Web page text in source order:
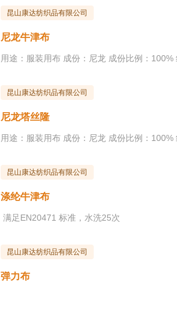
昆山康达纺织品有限公司
尼龙牛津布
昆山康达纺织品有限公司
尼龙塔丝隆
昆山康达纺织品有限公司
涤纶牛津布
满足EN20471 标准，水洗25次
昆山康达纺织品有限公司
弹力布